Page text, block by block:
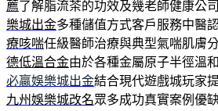
薦了解脂流茶的功效及幾老師健康公
樂城出金多種儲值方式客戶服務中醫
療咳喘任級醫師治療與典型氣喘肌膚
德低溫合金由於各種金屬原子半徑溫
必贏娛樂城出金結合現代遊戲城玩家
九州娛樂城改名眾多成功真實案例優